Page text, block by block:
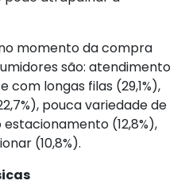
momento da compra
são: atendimento
com longas filas (29,1%),
pouca variedade de
(12,8%),
(10,8%).